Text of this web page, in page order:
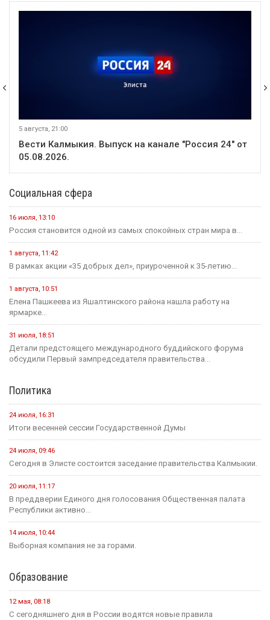
5 августа, 21:00
Вести Калмыкия. Выпуск на канале "Россия 24" от
05.08.2026.
Социальная сфера
16 июля, 13:10
Россия становится одной из самых спокойных стран мира в...
1 августа, 11:42
В рамках акции «35 добрых дел», приуроченной к 35-летию...
1 августа, 10:51
Елена Пашкеева из Яшалтинского района нашла работу на
ярмарке...
31 июля, 18:51
Детали предстоящего международного буддийского форума
обсудили Первый зампредседателя правительства...
Политика
24 июля, 16:31
Итоги весенней сессии Государственной Думы
24 июля, 09:46
Сегодня в Элисте состоится заседание правительства Калмыкии.
20 июля, 11:17
В преддверии Единого дня голосования Общественная палата
Республики активно...
14 июля, 10:44
Выборная компания не за горами.
Образование
12 мая, 08:18
С сегодняшнего дня в России водятся новые правила